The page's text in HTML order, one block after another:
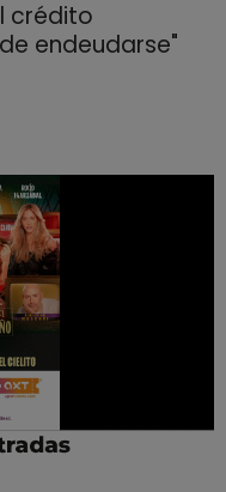
crédito
endeudarse"